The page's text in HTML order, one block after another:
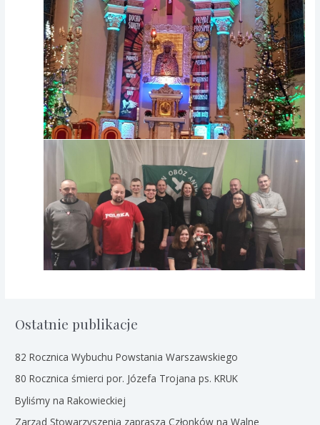
Ostatnie publikacje
82 Rocznica Wybuchu Powstania Warszawskiego
80 Rocznica śmierci por. Józefa Trojana ps. KRUK
Byliśmy na Rakowieckiej
Zarząd Stowarzyszenia zaprasza Członków na Walne